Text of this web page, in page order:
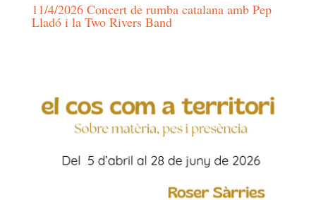
11/4/2026 Concert de rumba catalana amb Pep
Lladó i la Two Rivers Band